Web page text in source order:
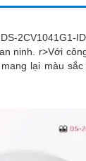
2CV1041G1-
xử lý hình
lại màu